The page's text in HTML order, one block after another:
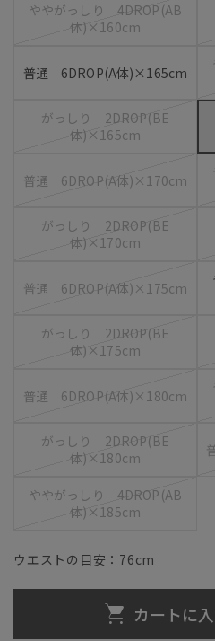
ややがっしり 4DROP(AB
体)×160cm
普通 6DROP(A体)×165cm
がっしり 2DROP(BE
体)×165cm
普通 6DROP(A体)×170cm
がっしり 2DROP(BE
体)×170cm
普通 6DROP(A体)×175cm
がっしり 2DROP(BE
体)×175cm
普通 6DROP(A体)×180cm
がっしり 2DROP(BE
体)×180cm
ややがっしり 4DROP(AB
体)×185cm
ウエストの目安： 76cm
カートに